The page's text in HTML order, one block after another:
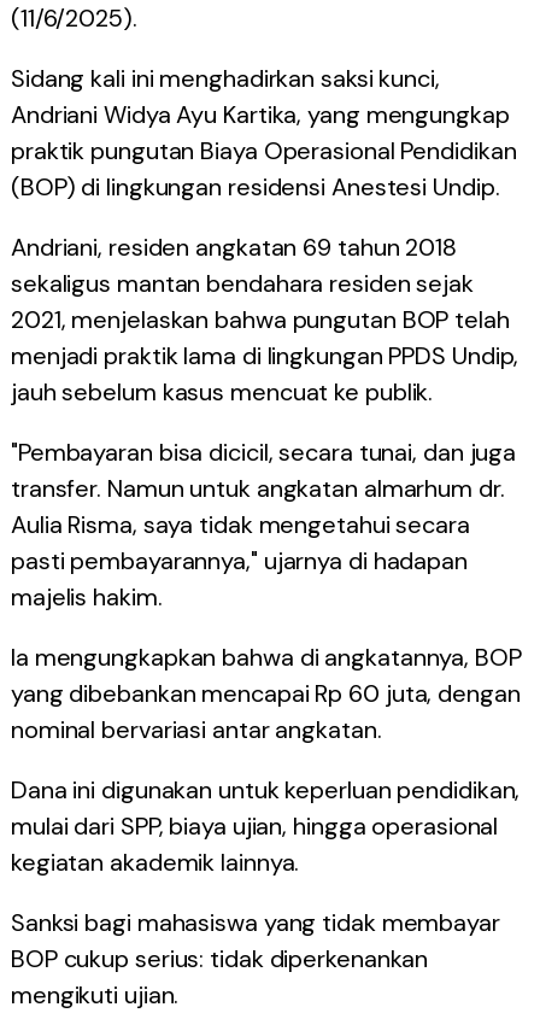
(11/6/2025).
Sidang kali ini menghadirkan saksi kunci,
Andriani Widya Ayu Kartika, yang mengungkap
praktik pungutan Biaya Operasional Pendidikan
(BOP) di lingkungan residensi Anestesi Undip.
Andriani, residen angkatan 69 tahun 2018
sekaligus mantan bendahara residen sejak
2021, menjelaskan bahwa pungutan BOP telah
menjadi praktik lama di lingkungan PPDS Undip,
jauh sebelum kasus mencuat ke publik.
"Pembayaran bisa dicicil, secara tunai, dan juga
transfer. Namun untuk angkatan almarhum dr.
Aulia Risma, saya tidak mengetahui secara
pasti pembayarannya," ujarnya di hadapan
majelis hakim.
Ia mengungkapkan bahwa di angkatannya, BOP
yang dibebankan mencapai Rp 60 juta, dengan
nominal bervariasi antar angkatan.
Dana ini digunakan untuk keperluan pendidikan,
mulai dari SPP, biaya ujian, hingga operasional
kegiatan akademik lainnya.
Sanksi bagi mahasiswa yang tidak membayar
BOP cukup serius: tidak diperkenankan
mengikuti ujian.